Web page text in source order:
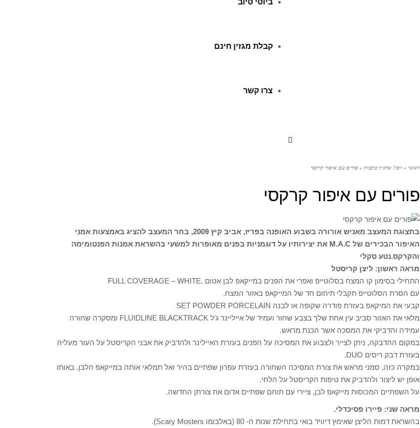
ביוטי טיוב
קבלת מגזין חינם
צרו קשר
ראשי » יופי! ארכיון כתבות » פורים עם איפור קרקסי
פורים עם איפור קרקסי
בתצוגת המעצב מאניש אורורה בשבוע האופנה בפריז, אביב קיץ 2009, בחר המעצב להציג באמצעות אמני
האיפור הבכירים של M.A.C את יצירותיו על דוגמניות בפנים מאופרות למשעי בהשראת אמנות הפנטומימה
והקרקס.נטע סקלי
מראה ראשון: ליצן קריסטל
התחילי בסימון קו המצח בסלוטייפ ואפרי את הפנים במייקאפ לבן אטום .FULL COVERAGE – WHITE
עם הסרת הסלוטייפ תקבלי תיחום חד של המייקאפ באזור המצח.
קבעי את המיקאפ בעזרת פודרה שקופה או לבנה SET POWDER PORCELAIN
מלאי את האזור סביב עין אחת שלך בצבע שחור ועמיד של אייליינר ג'ל FLUIDLINE BLACKTRACK ומסקרה שחורה
עמידה והדביקי את המסכה אשר הכנת מראש.
במקום ההדבקה, ניתן לצייר ולצבוע את המסיכה על הפנים בעזרת האיילינר ולהדביק את אבני הקריסטל על העור מעליה
בעזרת דבק ריסים DUO.
במקרה כזה, סמני מראש את צורת המסיכה השחורה בעזרת עפרון שפתיים בהיר ואל תמלאי אותה במייקאפ הלבן. באותו
אופן יש ליצור ולהדביק את טיפות הקריסטל על הלחי.
על השפתיים המכוסות מייקאפ לבן, ציירי עם תוחם שפתיים אדום את צורתן החדשה.
מראה שני: פיירו פסיכדלי.
בהשראת דמות הליצן שאימץ דיוויד בואי בתחילת שנות ה- 80 (באלבומו Scary Mosters).